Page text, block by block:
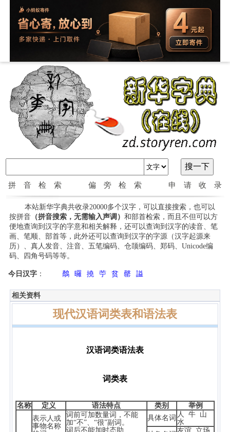
拼音检索 偏旁检索 申请收录
本站新华字典共收录20000多个汉字，可以直接搜索，也可以
按拼音（拼音搜索，无需输入声调） 和部首检索，而且不但可以方
便地查询到汉字的字意和相关解释，还可以查询到汉字的读音、笔
画、笔顺、部首等，此外还可以查询到汉字的字源（汉字起源来
历）、真人发音、注音、五笔编码、仓颉编码、郑码、Unicode编
码、四角号码等等。
今日汉字 ： 鷮 曪 撓 苧 贫 罄 謚
相关资料
现代汉语词类表和语法表
汉语词类语法表
词类表
名称 定义 语法特点 类别 举例
表示人或
事物名称
词前可加数量词，不能
加“不”、“很”副词。
词后不能加时态助
具体名词 人 牛 山
水